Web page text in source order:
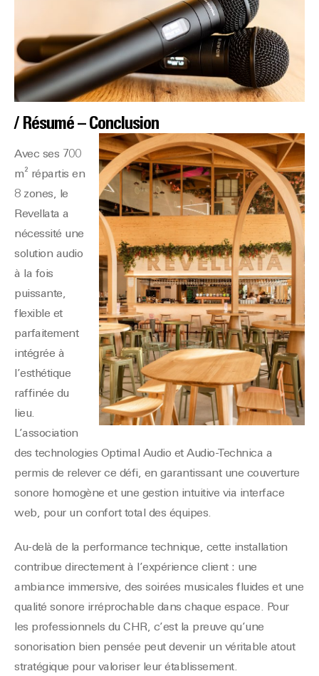
/ Résumé – Conclusion
Avec ses 700
m² répartis en
8 zones, le
Revellata a
nécessité une
solution audio
à la fois
puissante,
flexible et
parfaitement
intégrée à
l’esthétique
raffinée du
lieu.
L’association
des technologies Optimal Audio et Audio-Technica a
permis de relever ce défi, en garantissant une couverture
sonore homogène et une gestion intuitive via interface
web, pour un confort total des équipes.
Au-delà de la performance technique, cette installation
contribue directement à l’expérience client : une
ambiance immersive, des soirées musicales fluides et une
qualité sonore irréprochable dans chaque espace. Pour
les professionnels du CHR, c’est la preuve qu’une
sonorisation bien pensée peut devenir un véritable atout
stratégique pour valoriser leur établissement.